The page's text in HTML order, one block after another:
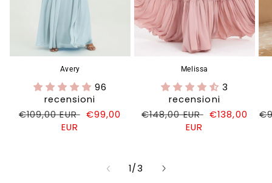
Avery
96
recensioni
Prezzo
€109,00 EUR
Prezzo
€99,00
EUR
Melissa
3
recensioni
Prezzo
€148,00 EUR
Prezzo
€138,00
EUR
1/
su3